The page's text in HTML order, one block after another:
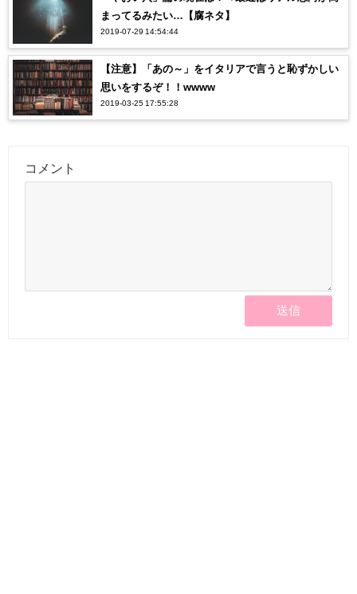
まってるみたい…【腐ネタ】
2019-07-29 14:54:44
【注意】「あの～」をイタリアで言うと恥ずかしい
思いをするぞ！！wwww
2019-03-25 17:55:28
コメント